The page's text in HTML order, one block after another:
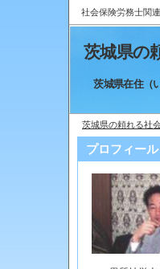
社会保険労務士関
茨城県の頼れる社
プロフィール
茨城県の
茨城県在住（